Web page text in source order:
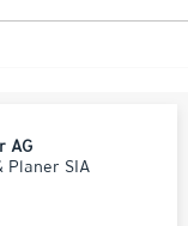
AG
Planer SIA